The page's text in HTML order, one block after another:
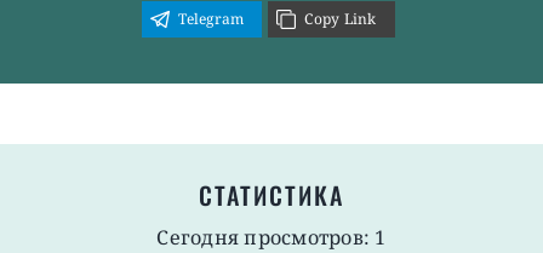
Telegram
Copy Link
СТАТИСТИКА
Сегодня просмотров: 1